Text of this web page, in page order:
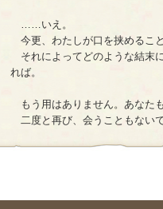
……いえ。
今更、わたしが口を挟めるこ
それによってどのような結末
れば。
もう用はありません。あなた
二度と再び、会うこともない